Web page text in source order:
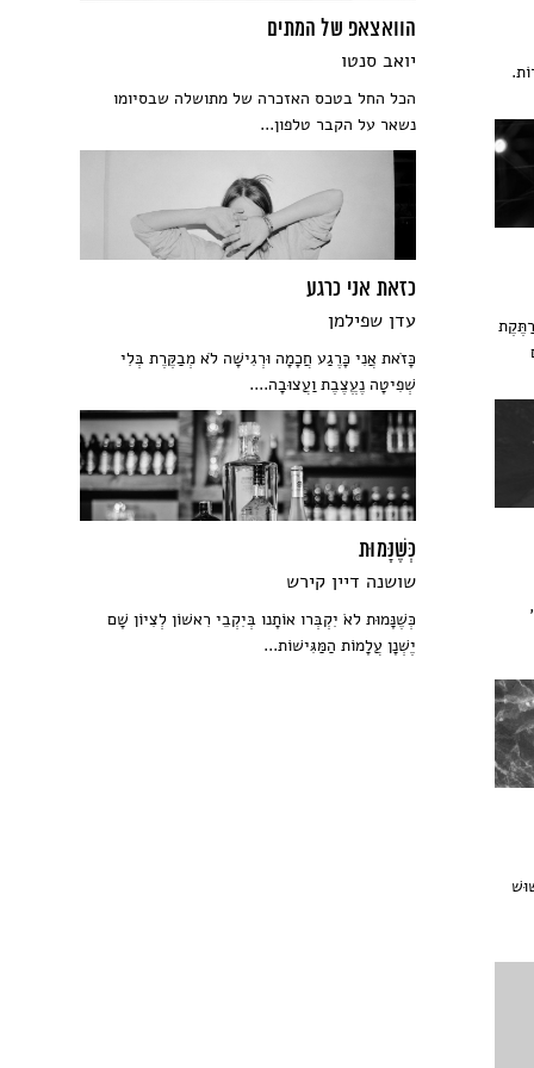
הוואצאפ של המתים
יואב סנטו
הכל החל בטכס האזכרה של מתושלה שבסיומו
נשאר על הקבר טלפון...
כזאת אני כרגע
עדן שפילמן
כָּזֹאת אֲנִי כָּרֶגַע חֲכָמָה וּרְגִישָׁה לֹא מְבַקֶּרֶת בְּלִי
שְׁפִיטָה נֶעֱצֶבֶת וַעֲצוּבָה....
כְּשֶׁנָּמוּת
שושנה דיין קירש
כְּשֶׁנָּמוּת לאֹ יִקְבְּרו אוֹתָנו בְּיִקְבֵי רִאשׁוֹן לְצִיוֹן שָׁם
יֶשְׁנָן עֲלָמוֹת הַמַּגִּישׁוֹת...